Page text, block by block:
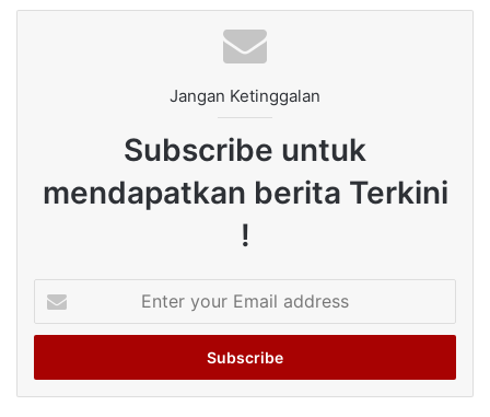
Jangan Ketinggalan
Subscribe untuk
mendapatkan berita Terkini
!
your
Email